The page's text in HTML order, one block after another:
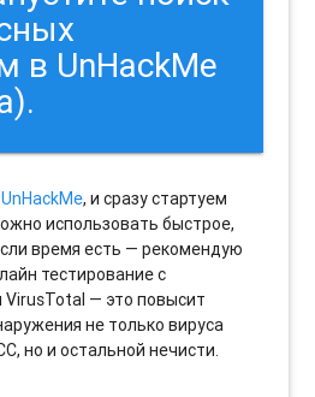
в UnHackMe
UnHackMe, и сразу стартуем
использовать быстрое,
время есть — рекомендую
тестирование с
VirusTotal — это повысит
не только вируса
но и остальной нечисти.